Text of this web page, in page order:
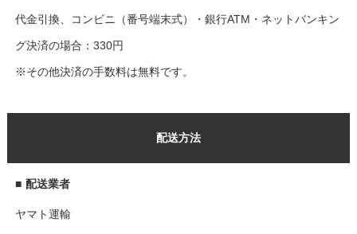
代金引換、コンビニ（番号端末式）・銀行ATM・ネットバンキン
グ決済の場合：330円
※その他決済の手数料は無料です。
配送方法
■ 配送業者
ヤマト運輸